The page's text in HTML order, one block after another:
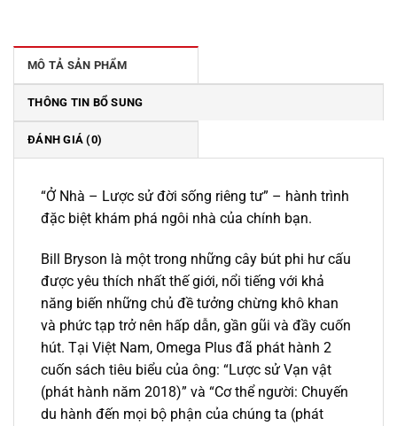
MÔ TẢ SẢN PHẨM
THÔNG TIN BỔ SUNG
ĐÁNH GIÁ (0)
“Ở Nhà – Lược sử đời sống riêng tư” – hành trình
đặc biệt khám phá ngôi nhà của chính bạn.
Bill Bryson là một trong những cây bút phi hư cấu
được yêu thích nhất thế giới, nổi tiếng với khả
năng biến những chủ đề tưởng chừng khô khan
và phức tạp trở nên hấp dẫn, gần gũi và đầy cuốn
hút. Tại Việt Nam, Omega Plus đã phát hành 2
cuốn sách tiêu biểu của ông: “Lược sử Vạn vật
(phát hành năm 2018)” và “Cơ thể người: Chuyến
du hành đến mọi bộ phận của chúng ta (phát